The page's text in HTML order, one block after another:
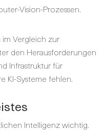
Vision-Prozessen.
Vergleich zur
den Herausforderungen
Infrastruktur für
KI-Systeme fehlen.
Intelligenz wichtig.